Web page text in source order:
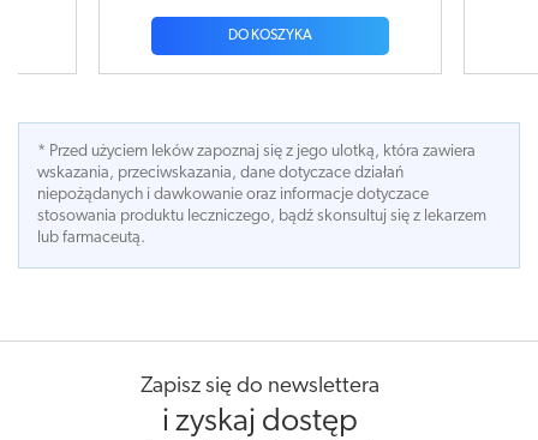
DO KOSZYKA
* Przed użyciem leków zapoznaj się z jego ulotką, która zawiera
wskazania, przeciwskazania, dane dotyczace działań
niepożądanych i dawkowanie oraz informacje dotyczace
stosowania produktu leczniczego, bądź skonsultuj się z lekarzem
lub farmaceutą.
Zapisz się do newslettera
i zyskaj dostęp